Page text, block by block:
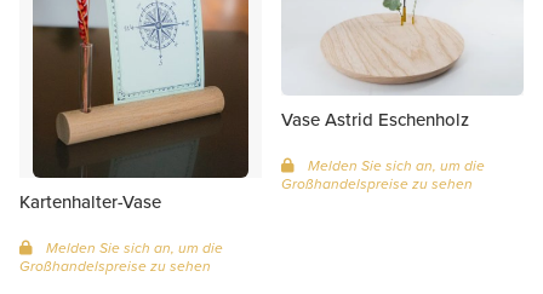
Kartenhalter-Vase
Melden Sie sich an, um die
Großhandelspreise zu sehen
Vase Astrid Eschenholz
Melden Sie sich an, um die
Großhandelspreise zu sehen